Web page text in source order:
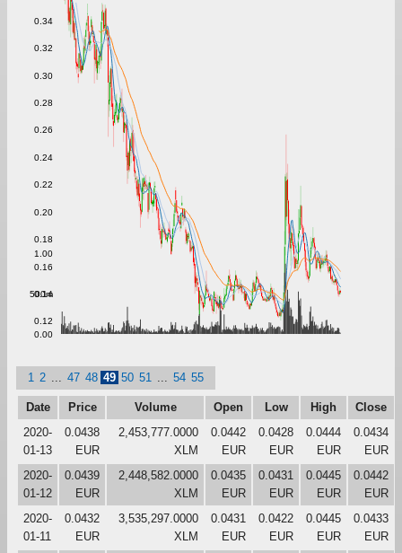
0.12
0.14
0.16
0.18
0.20
0.22
0.24
0.26
0.28
0.30
0.32
0.34
0.00
500m
1.00
1 2 47 48 49 50 51 54 55
Date Price Volume Open Low High
Close
2020-
01-13
0.0438
EUR
2,453,777.0000
XLM
0.0442
EUR
0.0428
EUR
0.0444
EUR
0.0434
EUR
2020-
01-12
0.0439
EUR
2,448,582.0000
XLM
0.0435
EUR
0.0431
EUR
0.0445
EUR
0.0442
EUR
2020-
01-11
0.0432
EUR
3,535,297.0000
XLM
0.0431
EUR
0.0422
EUR
0.0445
EUR
0.0433
EUR